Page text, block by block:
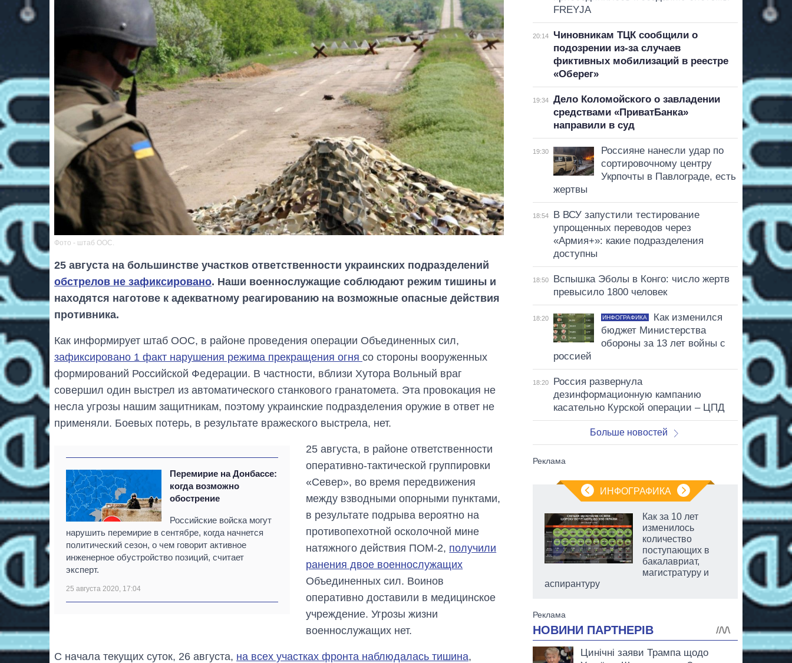
Фото - штаб ООС.
25 августа на большинстве участков ответственности украинских подразделений
обстрелов не зафиксировано. Наши военнослужащие соблюдают режим тишины и
находятся наготове к адекватному реагированию на возможные опасные действия
противника.
Как информирует штаб ООС, в районе проведения операции Объединенных сил,
зафиксировано 1 факт нарушения режима прекращения огня со стороны вооруженных
формирований Российской Федерации. В частности, вблизи Хутора Вольный враг
совершил один выстрел из автоматического станкового гранатомета. Эта провокация не
несла угрозы нашим защитникам, поэтому украинские подразделения оружие в ответ не
применяли. Боевых потерь, в результате вражеского выстрела, нет.
Перемирие на Донбассе:
когда возможно
обострение
Российские войска могут
нарушить перемирие в сентябре, когда начнется
политический сезон, о чем говорит активное
инженерное обустройство позиций, считает
эксперт.
25 августа 2020, 17:04
25 августа, в районе ответственности
оперативно-тактической группировки
«Север», во время передвижения
между взводными опорными пунктами,
в результате подрыва вероятно на
противопехотной осколочной мине
натяжного действия ПОМ-2, получили
ранения двое военнослужащих
Объединенных сил. Воинов
оперативно доставили в медицинское
учреждение. Угрозы жизни
военнослужащих нет.
С начала текущих суток, 26 августа, на всех участках фронта наблюдалась тишина,
FREYJA
20:14
Чиновникам ТЦК сообщили о
подозрении из-за случаев
фиктивных мобилизаций в реестре
«Оберег»
19:34
Дело Коломойского о завладении
средствами «ПриватБанка»
направили в суд
19:30
Россияне нанесли удар по
сортировочному центру
Укрпочты в Павлограде, есть
жертвы
18:54
В ВСУ запустили тестирование
упрощенных переводов через
«Армия+»: какие подразделения
доступны
18:50
Вспышка Эболы в Конго: число жертв
превысило 1800 человек
18:20 ИНФОГРАФИКА
Как изменился
бюджет Министерства
обороны за 13 лет войны с
россией
18:20
Россия развернула
дезинформационную кампанию
касательно Курской операции – ЦПД
Больше новостей
ИНФОГРАФИКА
Восемь
массированных
за лето: Киев и
область стали
главной целью рф
Как за 10 лет
изменилось
количество
поступающих в
бакалавриат,
магистратуру и
аспирантуру